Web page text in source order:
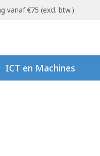
vanaf €75 (excl. btw.)
ICT en Machines